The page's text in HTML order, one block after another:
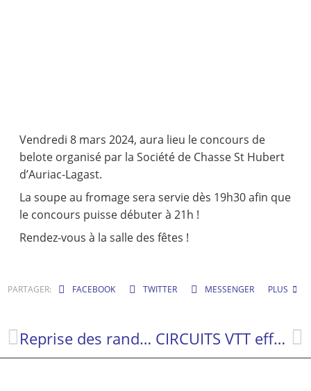
Vendredi 8 mars 2024, aura lieu le concours de
belote organisé par la Société de Chasse St Hubert
d’Auriac-Lagast.
La soupe au fromage sera servie dès 19h30 afin que
le concours puisse débuter à 21h !
Rendez-vous à la salle des fêtes !
PARTAGER: FACEBOOK TWITTER MESSENGER PLUS
Reprise des randonnées pour les Marcheurs Auriacois CIRCUITS VTT effectués le 13 avril et le 10 mai 2024